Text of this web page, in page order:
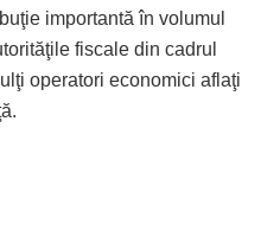
importantă în volumul
fiscale din cadrul
operatori economici aflaţi